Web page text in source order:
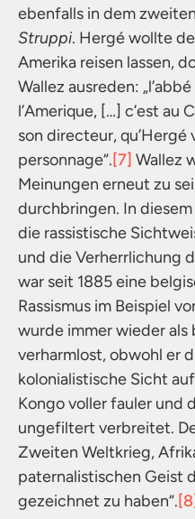
ebenfalls in dem
Struppi. Hergé wollte
Amerika reisen lassen,
Wallez ausreden:
l’Amerique, […] c’est au
son directeur, qu’Hergé
personnage“.[7] Wallez
Meinungen erneut zu
durchbringen. In
die rassistische
und die Verherrlichung
war seit 1885 eine
Rassismus im Beispiel
wurde immer wieder
verharmlost, obwohl er
kolonialistische Sicht
Kongo voller fauler und
ungefiltert verbreitet.
Zweiten Weltkrieg,
paternalistischen Geist
gezeichnet zu haben“.